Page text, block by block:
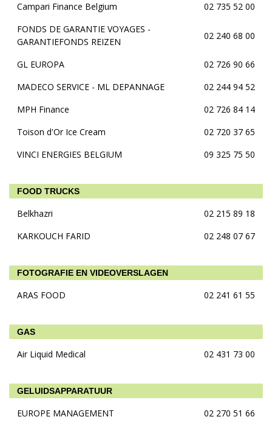
Campari Finance Belgium
02 735 52 00
FONDS DE GARANTIE VOYAGES -
GARANTIEFONDS REIZEN
02 240 68 00
GL EUROPA
02 726 90 66
MADECO SERVICE - ML DEPANNAGE
02 244 94 52
MPH Finance
02 726 84 14
Toison d'Or Ice Cream
02 720 37 65
VINCI ENERGIES BELGIUM
09 325 75 50
FOOD TRUCKS
Belkhazri
02 215 89 18
KARKOUCH FARID
02 248 07 67
FOTOGRAFIE EN VIDEOVERSLAGEN
ARAS FOOD 02 241 61 55
GAS
Air Liquid Medical 02 431 73 00
GELUIDSAPPARATUUR
EUROPE MANAGEMENT 02 270 51 66